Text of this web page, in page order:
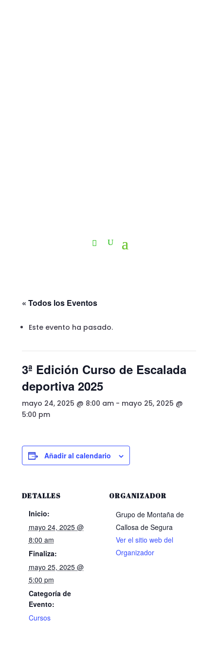
« Todos los Eventos
Este evento ha pasado.
3ª Edición Curso de Escalada
deportiva 2025
mayo 24, 2025 @ 8:00 am- mayo 25, 2025 @
5:00 pm
Añadir al calendario
DETALLES
Inicio:
mayo 24, 2025 @
8:00 am
Finaliza:
mayo 25, 2025 @
5:00 pm
Categoría de
Evento:
Cursos
ORGANIZADOR
Grupo de Montaña de
Callosa de Segura
Ver el sitio web del
Organizador